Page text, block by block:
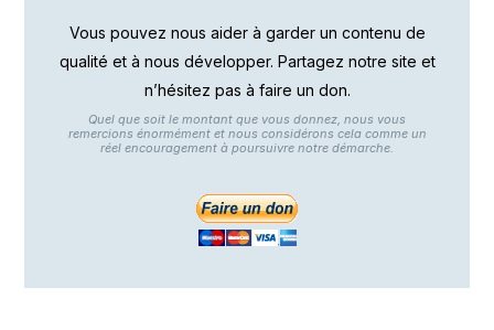
Vous pouvez nous aider à garder un contenu de
qualité et à nous développer. Partagez notre site et
n’hésitez pas à faire un don.
Quel que soit le montant que vous donnez, nous vous
remercions énormément et nous considérons cela comme un
réel encouragement à poursuivre notre démarche.